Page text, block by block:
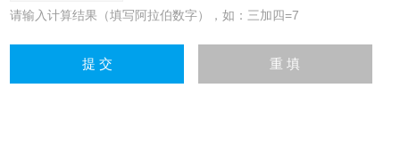
请输入计算结果（填写阿拉伯数字），如：三加四=7